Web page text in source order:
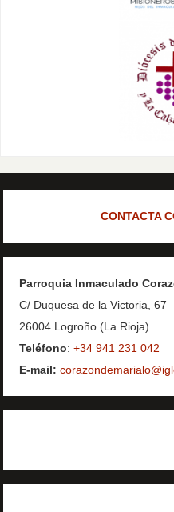
CONTACTA
Parroquia Inmaculado
C/ Duquesa de la Victoria, 67
26004 Logroño (La Rioja)
Teléfono:+34 941 231 042
E-mail: